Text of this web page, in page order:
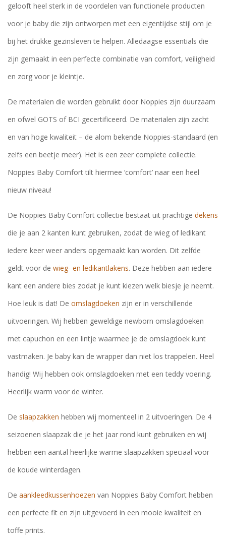
gelooft heel sterk in de voordelen van functionele producten
voor je baby die zijn ontworpen met een eigentijdse stijl om je
bij het drukke gezinsleven te helpen. Alledaagse essentials die
zijn gemaakt in een perfecte combinatie van comfort, veiligheid
en zorg voor je kleintje.
De materialen die worden gebruikt door Noppies zijn duurzaam
en ofwel GOTS of BCI gecertificeerd. De materialen zijn zacht
en van hoge kwaliteit – de alom bekende Noppies-standaard (en
zelfs een beetje meer). Het is een zeer complete collectie.
Noppies Baby Comfort tilt hiermee ‘comfort’ naar een heel
nieuw niveau!
De Noppies Baby Comfort collectie bestaat uit prachtige dekens
die je aan 2 kanten kunt gebruiken, zodat de wieg of ledikant
iedere keer weer anders opgemaakt kan worden. Dit zelfde
geldt voor de wieg- en ledikantlakens. Deze hebben aan iedere
kant een andere bies zodat je kunt kiezen welk biesje je neemt.
Hoe leuk is dat! De omslagdoeken zijn er in verschillende
uitvoeringen. Wij hebben geweldige newborn omslagdoeken
met capuchon en een lintje waarmee je de omslagdoek kunt
vastmaken. Je baby kan de wrapper dan niet los trappelen. Heel
handig! Wij hebben ook omslagdoeken met een teddy voering.
Heerlijk warm voor de winter.
De slaapzakken hebben wij momenteel in 2 uitvoeringen. De 4
seizoenen slaapzak die je het jaar rond kunt gebruiken en wij
hebben een aantal heerlijke warme slaapzakken speciaal voor
de koude winterdagen.
De aankleedkussenhoezen van Noppies Baby Comfort hebben
een perfecte fit en zijn uitgevoerd in een mooie kwaliteit en
toffe prints.